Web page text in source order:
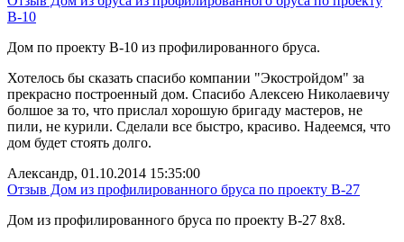
В-10
Дом по проекту B-10 из профилированного бруса.
Хотелось бы сказать спасибо компании "Экостройдом" за
прекрасно построенный дом. Спасибо Алексею Николаевичу
болшое за то, что прислал хорошую бригаду мастеров, не
пили, не курили. Сделали все быстро, красиво. Надеемся, что
дом будет стоять долго.
Александр, 01.10.2014 15:35:00
Отзыв Дом из профилированного бруса по проекту В-27
Дом из профилированного бруса по проекту B-27 8х8.